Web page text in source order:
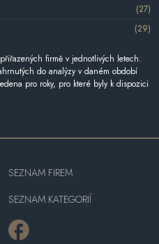
(27)
(29)
firmě v jednotlivých letech.
do analýzy v daném období
pro roky, pro které byly k dispozici
SEZNAM FIREM
SEZNAM KATEGORIÍ